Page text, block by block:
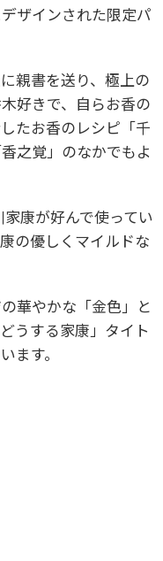
ザインされた限定パ
親書を送り、極上の
好きで、自らお香の
たお香のレシピ「千
之覚」のなかでもよ
家康が好んで使ってい
の優しくマイルドな
華やかな「金色」と
うする家康」タイト
ます。